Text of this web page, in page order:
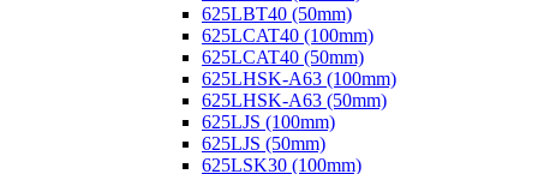
625LBT40 (50mm)
625LCAT40 (100mm)
625LCAT40 (50mm)
625LHSK-A63 (100mm)
625LHSK-A63 (50mm)
625LJS (100mm)
625LJS (50mm)
625LSK30 (100mm)